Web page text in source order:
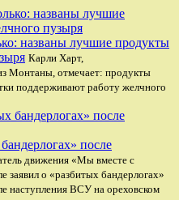
названы лучшие продукты
Карли Харт,
Монтаны, отмечает: продукты
поддерживают работу желчного
после
движения «Мы вместе с
заявил о «разбитых бандерлогах»
наступления ВСУ на ореховском